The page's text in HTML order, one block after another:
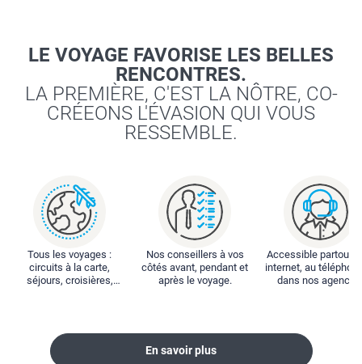
LE VOYAGE FAVORISE LES BELLES
RENCONTRES.
LA PREMIÈRE, C'EST LA NÔTRE, CO-
CRÉEONS L'ÉVASION QUI VOUS
RESSEMBLE.
Tous les voyages :
circuits à la carte,
séjours, croisières,
Nos conseillers à vos
côtés avant, pendant et
après le voyage.
Accessible partout :
internet, au
dans nos
En savoir plus